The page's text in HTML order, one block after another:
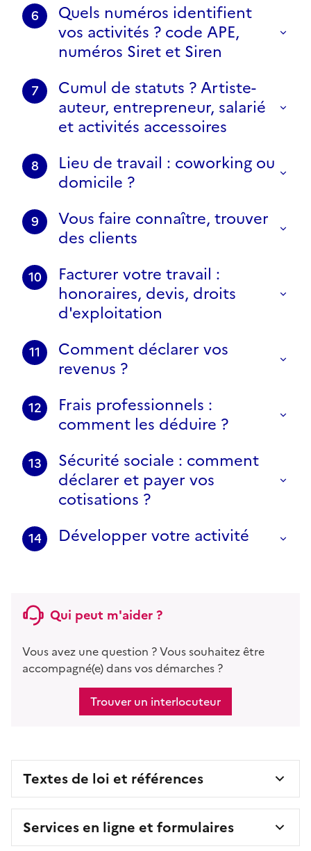
6
Quels numéros identifient
vos activités ? code APE,
numéros Siret et Siren
7
Cumul de statuts ? Artiste-
auteur, entrepreneur, salarié
et activités accessoires
8
Lieu de travail : coworking ou
domicile ?
9
Vous faire connaître, trouver
des clients
10
Facturer votre travail :
honoraires, devis, droits
d'exploitation
11
Comment déclarer vos
revenus ?
12
Frais professionnels :
comment les déduire ?
13
Sécurité sociale : comment
déclarer et payer vos
cotisations ?
14 Développer votre activité
Qui peut m'aider ?
Vous avez une question ? Vous souhaitez être
accompagné(e) dans vos démarches ?
Trouver un interlocuteur
Textes de loi et références
Services en ligne et formulaires